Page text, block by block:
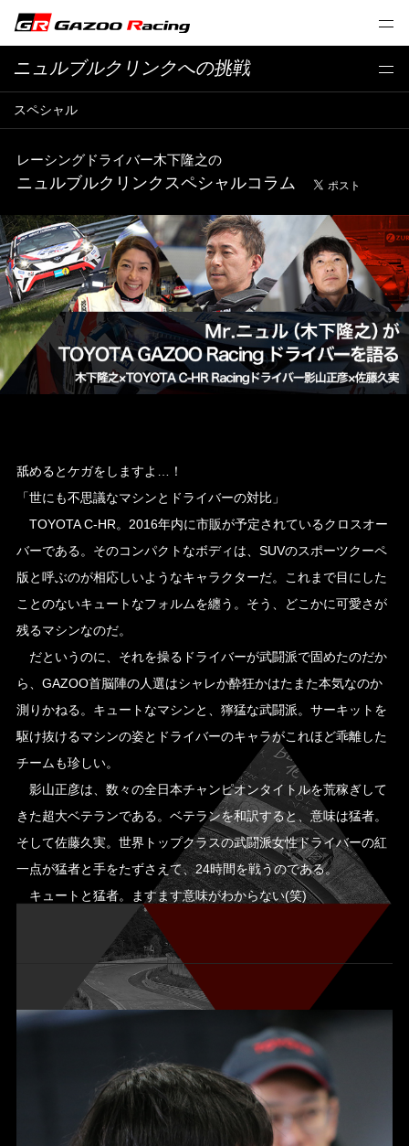
ニュルブルクリンクへの挑戦
スペシャル
レーシングドライバー木下隆之の
ニュルブルクリンクスペシャルコラム
舐めるとケガをしますよ…！
「世にも不思議なマシンとドライバーの対比」
TOYOTA C-HR。2016年内に市販が予定されているクロスオー
バーである。そのコンパクトなボディは、SUVのスポーツクーペ
版と呼ぶのが相応しいようなキャラクターだ。これまで目にした
ことのないキュートなフォルムを纏う。そう、どこかに可愛さが
残るマシンなのだ。
だというのに、それを操るドライバーが武闘派で固めたのだか
ら、GAZOO首脳陣の人選はシャレか酔狂かはたまた本気なのか
測りかねる。キュートなマシンと、獰猛な武闘派。サーキットを
駆け抜けるマシンの姿とドライバーのキャラがこれほど乖離した
チームも珍しい。
影山正彦は、数々の全日本チャンピオンタイトルを荒稼ぎして
きた超大ベテランである。ベテランを和訳すると、意味は猛者。
そして佐藤久実。世界トップクラスの武闘派女性ドライバーの紅
一点が猛者と手をたずさえて、24時間を戦うのである。
キュートと猛者。ますます意味がわからない(笑)